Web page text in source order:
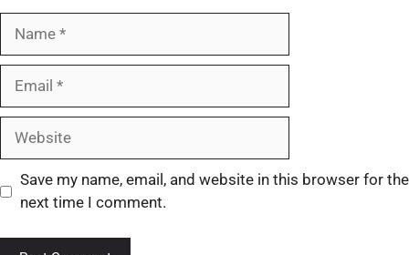
Save my name, email, and website in this browser for the
next time I comment.